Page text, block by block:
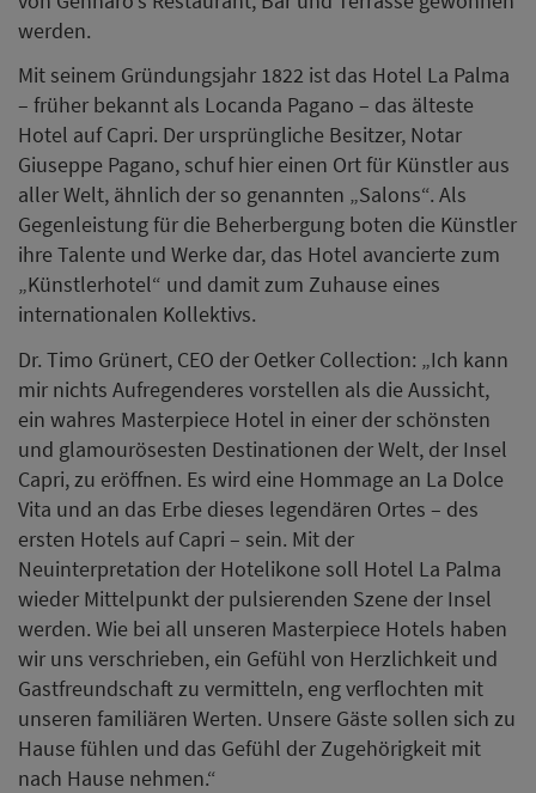
werden.
Mit seinem Gründungsjahr 1822 ist das Hotel La Palma
– früher bekannt als Locanda Pagano – das älteste
Hotel auf Capri. Der ursprüngliche Besitzer, Notar
Giuseppe Pagano, schuf hier einen Ort für Künstler aus
aller Welt, ähnlich der so genannten „Salons“. Als
Gegenleistung für die Beherbergung boten die Künstler
ihre Talente und Werke dar, das Hotel avancierte zum
„Künstlerhotel“ und damit zum Zuhause eines
internationalen Kollektivs.
Dr. Timo Grünert, CEO der Oetker Collection: „Ich kann
mir nichts Aufregenderes vorstellen als die Aussicht,
ein wahres Masterpiece Hotel in einer der schönsten
und glamourösesten Destinationen der Welt, der Insel
Capri, zu eröffnen. Es wird eine Hommage an La Dolce
Vita und an das Erbe dieses legendären Ortes – des
ersten Hotels auf Capri – sein. Mit der
Neuinterpretation der Hotelikone soll Hotel La Palma
wieder Mittelpunkt der pulsierenden Szene der Insel
werden. Wie bei all unseren Masterpiece Hotels haben
wir uns verschrieben, ein Gefühl von Herzlichkeit und
Gastfreundschaft zu vermitteln, eng verflochten mit
unseren familiären Werten. Unsere Gäste sollen sich zu
Hause fühlen und das Gefühl der Zugehörigkeit mit
nach Hause nehmen.“